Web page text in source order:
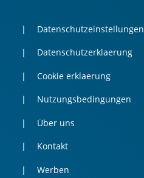
Datenschutzeinstellungen
Datenschutzerklaerung
Cookie erklaerung
Nutzungsbedingungen
Über uns
Kontakt
Werben